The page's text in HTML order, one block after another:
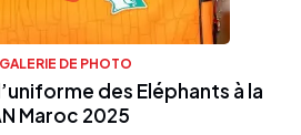
GALERIE DE PHOTO
des Eléphants à la
Maroc 2025